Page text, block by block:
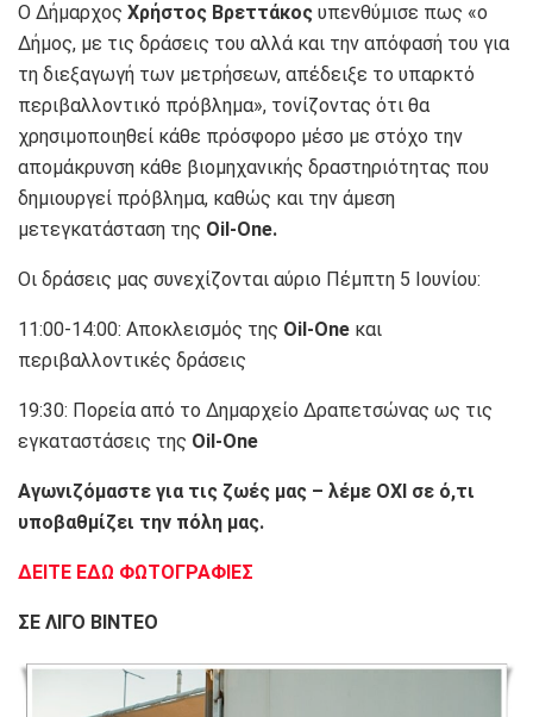
Ο Δήμαρχος Χρήστος Βρεττάκος υπενθύμισε πως «ο
Δήμος, με τις δράσεις του αλλά και την απόφασή του για
τη διεξαγωγή των μετρήσεων, απέδειξε το υπαρκτό
περιβαλλοντικό πρόβλημα», τονίζοντας ότι θα
χρησιμοποιηθεί κάθε πρόσφορο μέσο με στόχο την
απομάκρυνση κάθε βιομηχανικής δραστηριότητας που
δημιουργεί πρόβλημα, καθώς και την άμεση
μετεγκατάσταση της Oil-One.
Οι δράσεις μας συνεχίζονται αύριο Πέμπτη 5 Ιουνίου:
11:00-14:00: Αποκλεισμός της Oil-One και
περιβαλλοντικές δράσεις
19:30: Πορεία από το Δημαρχείο Δραπετσώνας ως τις
εγκαταστάσεις της Oil-One
Αγωνιζόμαστε για τις ζωές μας – λέμε ΟΧΙ σε ό,τι
υποβαθμίζει την πόλη μας.
ΔΕΙΤΕ ΕΔΩ ΦΩΤΟΓΡΑΦΙΕΣ
ΣΕ ΛΙΓΟ ΒΙΝΤΕΟ